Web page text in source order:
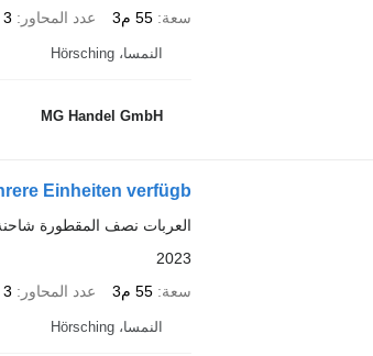
سعة 55 م3 عدد المحاور 3
النمسا، Hörsching
MG Handel GmbH
Einheiten verfügb
العربات نصف المقطورة
2023
سعة 55 م3 عدد المحاور 3
النمسا، Hörsching